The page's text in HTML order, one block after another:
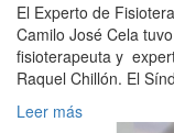
El Experto de
Camilo José Cela
fisioterapeuta y
Raquel Chillón. El
Leer más